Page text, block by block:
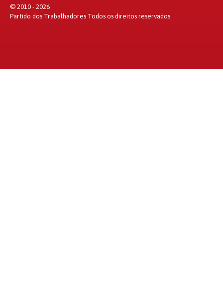
© 2010 - 2026
Partido dos Trabalhadores Todos os direitos reservados